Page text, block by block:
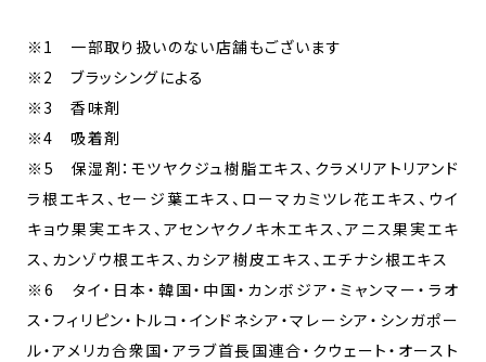
※1 一部取り扱いのない店舗もございます
※2 ブラッシングによる
※3 香味剤
※4 吸着剤
※5 保湿剤：モツヤクジュ樹脂エキス、クラメリアトリアンド
ラ根エキス、セージ葉エキス、ローマカミツレ花エキス、ウイ
キョウ果実エキス、アセンヤクノキ木エキス、アニス果実エキ
ス、カンゾウ根エキス、カシア樹皮エキス、エチナシ根エキス
※6 タイ・日本・韓国・中国・カンボジア・ミャンマー・ラオ
ス・フィリピン・トルコ・インドネシア・マレーシア・シンガポー
ル・アメリカ合衆国・アラブ首長国連合・クウェート・オースト